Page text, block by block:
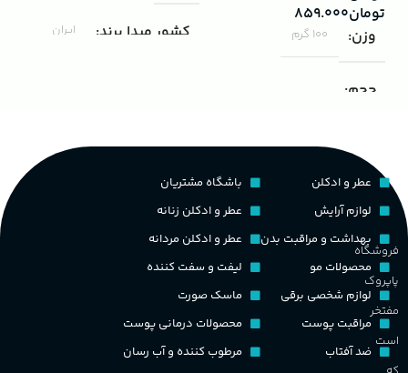
تومان۸۵۹.۰۰۰
وزن
100 گرم
حجم
لیتر)
پخش بو
کشور مبدا برند
طبع
کشور مبدا برند ایران
چوبی میوه‌ای مرکباتی
PA_بخش-بو
نت‌های چوبی
فروشگاه
پاپروک
مفتخر
است
عطر و ادکلن
لوازم آرایش
بهداشت و مراقبت بدن
محصولات مو
لوازم شخصی برقی
مراقبت پوست
ضد آفتاب
باشگاه مشتریان
عطر و ادکلن زنانه
عطر و ادکلن مردانه
لیفت و سفت کننده
ماسک صورت
محصولات درمانی پوست
مرطوب کننده و آب رسان